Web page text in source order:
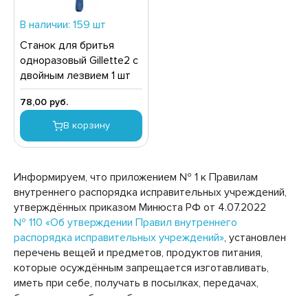
ПРОДУКТЫ
ИЗДЕЛИЯ, ДЕЛИКАТЕСЫ
МОЛОЧНЫЕ
МЯСНЫЕ
МЯСОРАСТИТЕЛЬНЫЕ
ОВОЩНЫЕ
ФРУКТОВО-ЯГОДНЫЕ
КОФЕЙНЫЕ НАПИТКИ, КАКАО
РАСТИТЕЛЬНОЕ
СЛИВОЧНОЕ, СПРЕД
СРЕДСТВА
ТУАЛЕТНОЕ
ХОЗЯЙСТВЕННОЕ
ДЛЯ УХОДА ЗА ПОЛОСТЬЮ РТА
ДЛЯ БРИТЬЯ И ПОСЛЕ БРИТЬЯ
ДЛЯ МЫТЬЯ ПОСУДЫ
ДЛЯ СТИРКИ
ДЛЯ УХОДА ЗА ВОЛОСАМИ И КОЖЕЙ
ДЛЯ УХОДА ЗА КОЖЕЙ НОГ
В наличии: 159 шт
Станок для бритья
одноразовый Gillette2 с
двойным лезвием 1 шт
78,00 руб.
В корзину
Информируем, что приложением № 1 к Правилам
внутреннего распорядка исправительных учреждений,
утверждённых приказом Минюста РФ от 4.07.2022
№ 110 «Об утверждении Правил внутреннего
распорядка исправительных учреждений», установлен
перечень вещей и предметов, продуктов питания,
которые осуждённым запрещается изготавливать,
иметь при себе, получать в посылках, передачах,